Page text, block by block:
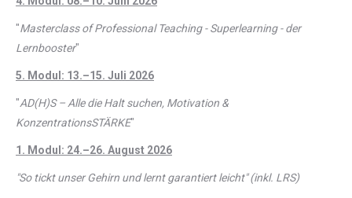
"Masterclass of Professional Teaching - Superlearning - der
Lernbooster"
5. Modul: 13.–15. Juli 2026
"AD(H)S – Alle die Halt suchen, Motivation &
KonzentrationsSTÄRKE"
1. Modul: 24.–26. August 2026
"So tickt unser Gehirn und lernt garantiert leicht" (inkl. LRS)